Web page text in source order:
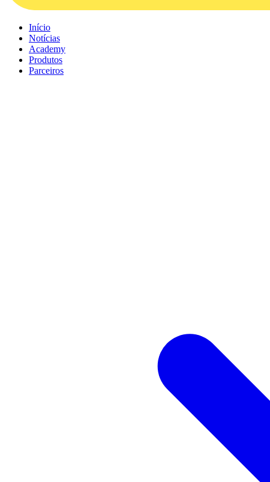
Início
Notícias
Academy
Produtos
Parceiros